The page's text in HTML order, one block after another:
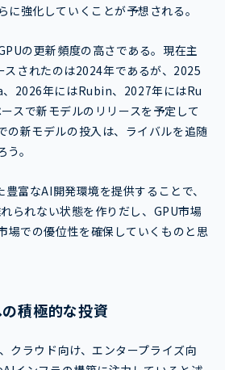
に強化していくことが予想される。
の更新頻度の高さである。現在主
されたのは2024年であるが、2025
2026年にはRubin、2027年にはRu
スで新モデルのリリースを予定して
の新モデルの投入は、ライバルを追随
。
富なAI開発環境を提供することで、
られない状態を作りだし、GPU市場
場での優位性を確保していくものと思
積極的な投資
クラウド向け、エンタープライズ向